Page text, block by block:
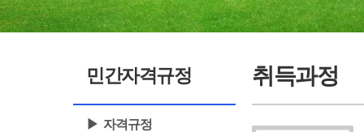
민간자격규정
▶ 자격규정
취득과정